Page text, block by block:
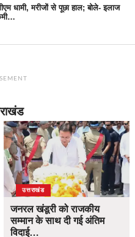
धामी, मरीजों से पूछा हाल; बोले- इलाज
उत्तराखंड
जनरल खंडूरी को राजकीय
सम्मान के साथ दी गई अंतिम
विदाई…